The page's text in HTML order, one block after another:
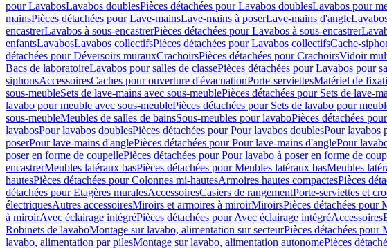
pour LavabosLavabos doublesPièces détachées pour Lavabos doublesLavabos pour
mainsPièces détachées pour Lave-mainsLave-mains à poserLave-mains d'angle
encastrerLavabos à sous-encastrerPièces détachées pour Lavabos à sous-encastrer
enfantsLavabosLavabos collectifsPièces détachées pour Lavabos collectifsCache-
détachées pour Déversoirs murauxCrachoirsPièces détachées pour CrachoirsVidoir
Bacs de laboratoireLavabos pour salles de classePièces détachées pour Lavabos pour
siphonsAccessoiresCaches pour ouverture d'évacuationPorte-serviettesMatériel de
sous-meubleSets de lave-mains avec sous-meublePièces détachées pour Sets de lave-
lavabo pour meuble avec sous-meublePièces détachées pour Sets de lavabo pour
sous-meubleMeubles de salles de bainsSous-meubles pour lavaboPièces détachées
lavabosPour lavabos doublesPièces détachées pour Pour lavabos doublesPour lavabos
poserPour lave-mains d'anglePièces détachées pour Pour lave-mains d'anglePour
poser en forme de coupellePièces détachées pour Pour lavabo à poser en forme de
encastrerMeubles latéraux basPièces détachées pour Meubles latéraux basMeubles
hautesPièces détachées pour Colonnes mi-hautesArmoires hautes compactesPièces
détachées pour Etagères muralesAccessoiresCasiers de rangementPorte-serviettes et
électriquesAutres accessoiresMiroirs et armoires à miroirMiroirsPièces détachées pour
à miroirAvec éclairage intégréPièces détachées pour Avec éclairage intégréAccessoires
Robinets de lavaboMontage sur lavabo, alimentation sur secteurPièces détachées pour
lavabo, alimentation par pilesMontage sur lavabo, alimentation autonomePièces